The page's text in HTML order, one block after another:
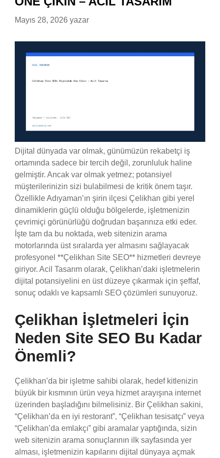
Mayıs 28, 2026 yazar
Dijital dünyada var olmak, günümüzün rekabetçi iş
ortamında sadece bir tercih değil, zorunluluk haline
gelmiştir. Ancak var olmak yetmez; potansiyel
müşterilerinizin sizi bulabilmesi de kritik önem taşır.
Özellikle Adıyaman’ın şirin ilçesi Çelikhan gibi yerel
dinamiklerin güçlü olduğu bölgelerde, işletmenizin
çevrimiçi görünürlüğü doğrudan başarınıza etki eder.
İşte tam da bu noktada, web sitenizin arama
motorlarında üst sıralarda yer almasını sağlayacak
profesyonel **Çelikhan Site SEO** hizmetleri devreye
giriyor. Acil Tasarım olarak, Çelikhan’daki işletmelerin
dijital potansiyelini en üst düzeye çıkarmak için şeffaf,
sonuç odaklı ve kapsamlı SEO çözümleri sunuyoruz.
Çelikhan İşletmeleri İçin
Neden Site SEO Bu Kadar
Önemli?
Çelikhan’da bir işletme sahibi olarak, hedef kitlenizin
büyük bir kısmının ürün veya hizmet arayışına internet
üzerinden başladığını bilmelisiniz. Bir Çelikhan sakini,
“Çelikhan’da en iyi restorant”, “Çelikhan tesisatçı” veya
“Çelikhan’da emlakçı” gibi aramalar yaptığında, sizin
web sitenizin arama sonuçlarının ilk sayfasında yer
alması, işletmenizin kapılarını dijital dünyaya açmak